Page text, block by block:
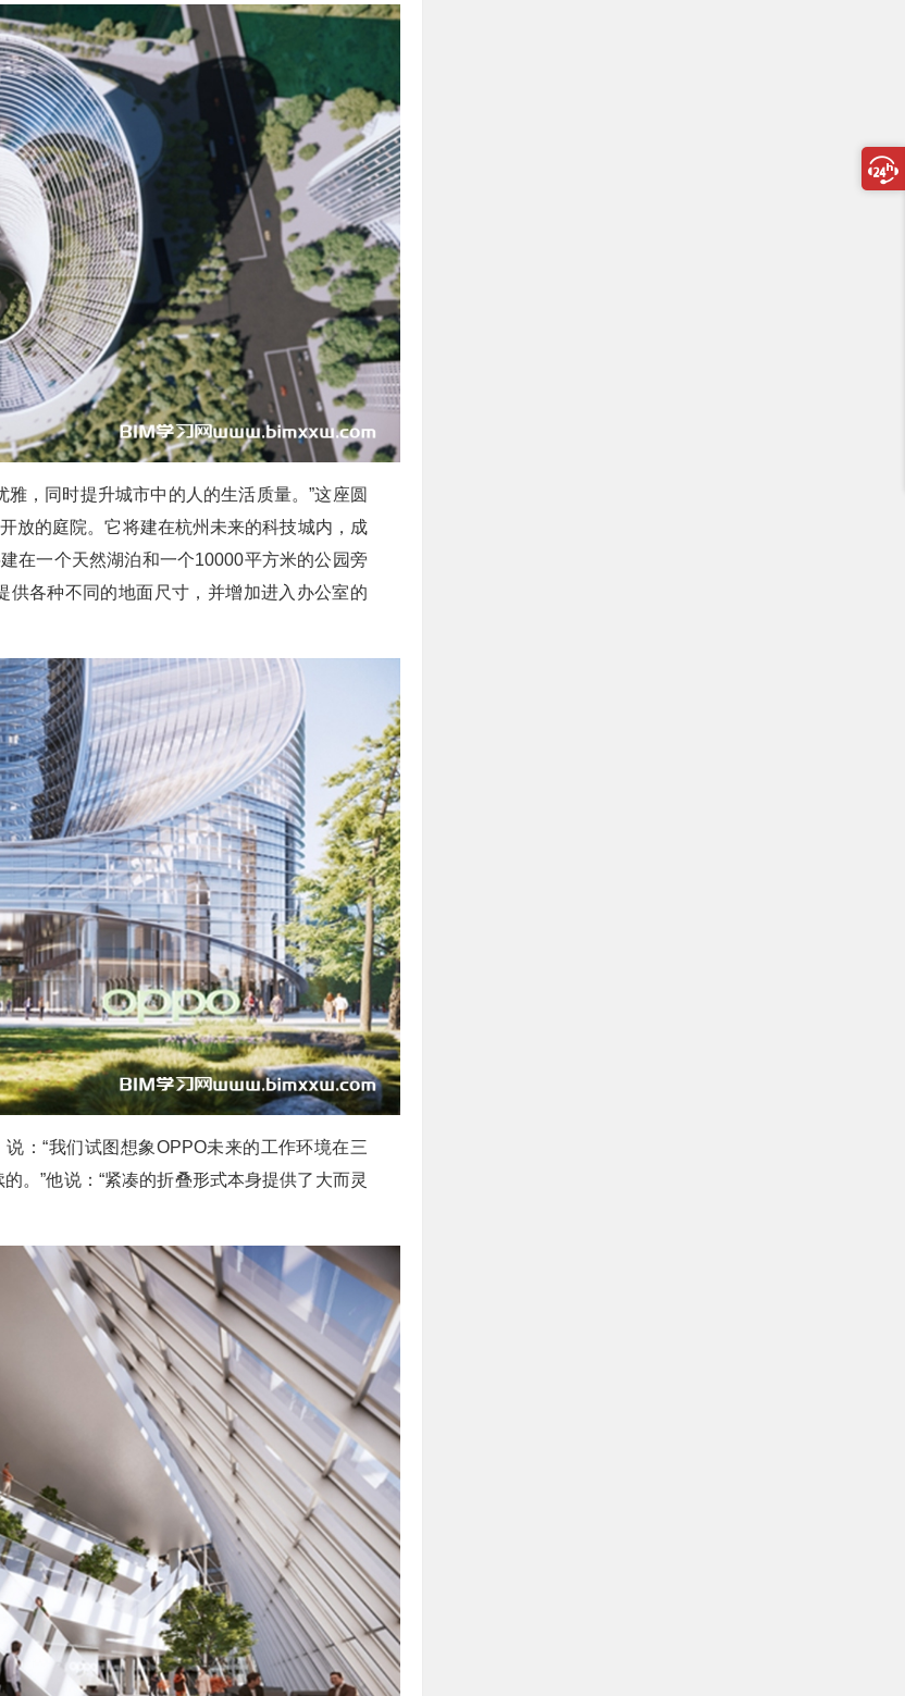
，同时提升城市中的人的生活质量。”这座圆
放的庭院。它将建在杭州未来的科技城内，成
在一个天然湖泊和一个10000平方米的公园旁
各种不同的地面尺寸，并增加进入办公室的
：“我们试图想象OPPO未来的工作环境在三
。”他说：“紧凑的折叠形式本身提供了大而灵